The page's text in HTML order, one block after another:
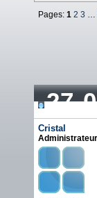
Pages: 1 2 3 …
27-
Cristal
Administrateur